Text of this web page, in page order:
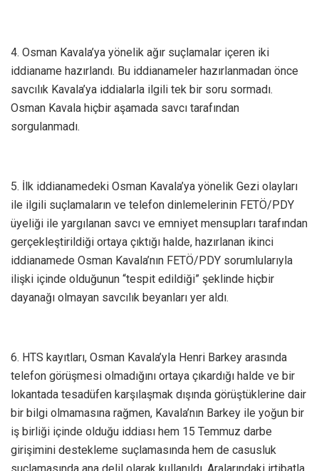
4. Osman Kavala’ya yönelik ağır suçlamalar içeren iki
iddianame hazırlandı. Bu iddianameler hazırlanmadan önce
savcılık Kavala’ya iddialarla ilgili tek bir soru sormadı.
Osman Kavala hiçbir aşamada savcı tarafından
sorgulanmadı.
5. İlk iddianamedeki Osman Kavala’ya yönelik Gezi olayları
ile ilgili suçlamaların ve telefon dinlemelerinin FETÖ/PDY
üyeliği ile yargılanan savcı ve emniyet mensupları tarafından
gerçekleştirildiği ortaya çıktığı halde, hazırlanan ikinci
iddianamede Osman Kavala’nın FETÖ/PDY sorumlularıyla
ilişki içinde olduğunun “tespit edildiği” şeklinde hiçbir
dayanağı olmayan savcılık beyanları yer aldı.
6. HTS kayıtları, Osman Kavala’yla Henri Barkey arasında
telefon görüşmesi olmadığını ortaya çıkardığı halde ve bir
lokantada tesadüfen karşılaşmak dışında görüştüklerine dair
bir bilgi olmamasına rağmen, Kavala’nın Barkey ile yoğun bir
iş birliği içinde olduğu iddiası hem 15 Temmuz darbe
girişimini destekleme suçlamasında hem de casusluk